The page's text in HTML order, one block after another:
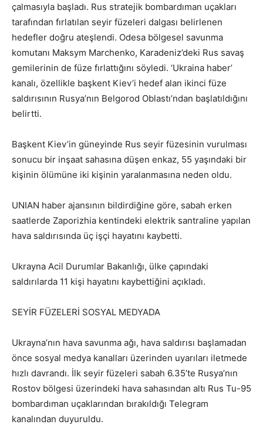
çalmasıyla başladı. Rus stratejik bombardıman uçakları
tarafından fırlatılan seyir füzeleri dalgası belirlenen
hedefler doğru ateşlendi. Odesa bölgesel savunma
komutanı Maksym Marchenko, Karadeniz’deki Rus savaş
gemilerinin de füze fırlattığını söyledi. ‘Ukraina haber’
kanalı, özellikle başkent Kiev’i hedef alan ikinci füze
saldırısının Rusya’nın Belgorod Oblastı’ndan başlatıldığını
belirtti.
Başkent Kiev’in güneyinde Rus seyir füzesinin vurulması
sonucu bir inşaat sahasına düşen enkaz, 55 yaşındaki bir
kişinin ölümüne iki kişinin yaralanmasına neden oldu.
UNIAN haber ajansının bildirdiğine göre, sabah erken
saatlerde Zaporizhia kentindeki elektrik santraline yapılan
hava saldırısında üç işçi hayatını kaybetti.
Ukrayna Acil Durumlar Bakanlığı, ülke çapındaki
saldırılarda 11 kişi hayatını kaybettiğini açıkladı.
SEYİR FÜZELERİ SOSYAL MEDYADA
Ukrayna’nın hava savunma ağı, hava saldırısı başlamadan
önce sosyal medya kanalları üzerinden uyarıları iletmede
hızlı davrandı. İlk seyir füzeleri sabah 6.35’te Rusya’nın
Rostov bölgesi üzerindeki hava sahasından altı Rus Tu-95
bombardıman uçaklarından bırakıldığı Telegram
kanalından duyuruldu.